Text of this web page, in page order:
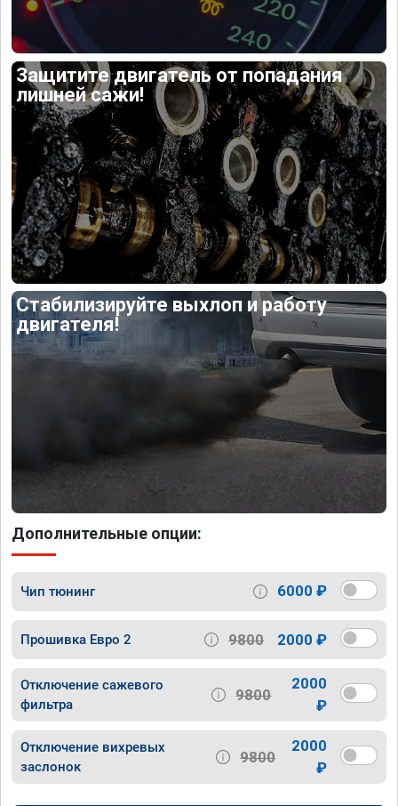
Защитите двигатель от попадания
лишней сажи!
Стабилизируйте выхлоп и работу
двигателя!
Дополнительные опции:
Чип тюнинг 6000 ₽
Прошивка Евро 2 9800 2000 ₽
Отключение сажевого
фильтра
9800
2000
₽
Отключение вихревых
заслонок
9800
2000
₽